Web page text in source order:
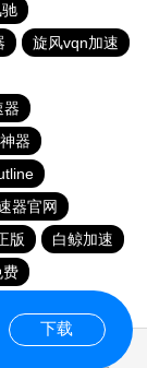
旋风vqn加速
器
器
器官网
版
白鲸加速
费
下载